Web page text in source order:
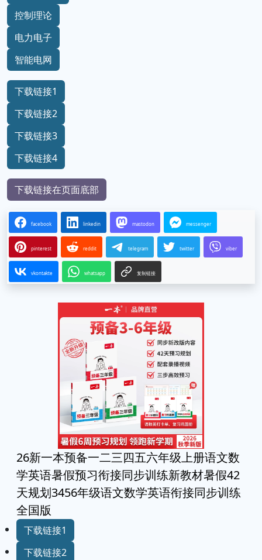
控制理论
电力电子
智能电网
下载链接1
下载链接2
下载链接3
下载链接4
下载链接在页面底部
facebook linkedin mastodon messenger
pinterest reddit telegram twitter viber
vkontakte whatsapp 复制链接
26新一本预备一二三四五六年级上册语文数
学英语暑假预习衔接同步训练新教材暑假42
天规划3456年级语文数学英语衔接同步训练
全国版
下载链接1
下载链接2